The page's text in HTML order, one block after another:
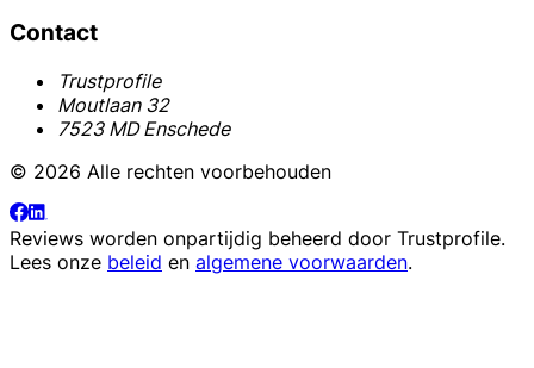
Contact
Trustprofile
Moutlaan 32
7523 MD Enschede
© 2026 Alle rechten voorbehouden
Reviews worden onpartijdig beheerd door Trustprofile.
Lees onze beleid en algemene voorwaarden.